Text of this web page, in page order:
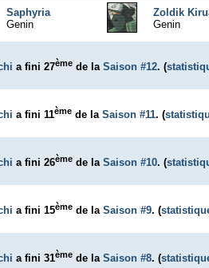
Saphyria
Genin
Zoldik
Genin
a fini 27ème de la Saison #12. (
a fini 11ème de la Saison #11. (
a fini 26ème de la Saison #10. (
a fini 15ème de la Saison #9. (
a fini 31ème de la Saison #8. (